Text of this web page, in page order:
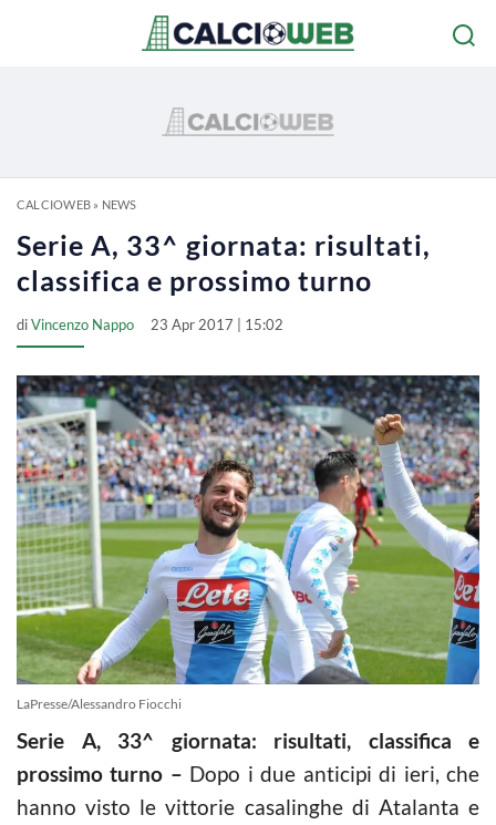
CALCIOWEB» NEWS
Serie A, 33^ giornata: risultati,
classifica e prossimo turno
diVincenzo Nappo 23 Apr 2017 | 15:02
LaPresse/Alessandro Fiocchi
Serie A, 33^ giornata: risultati, classifica e
prossimo turno – Dopo i due anticipi di ieri, che
hanno visto le vittorie casalinghe di Atalanta e